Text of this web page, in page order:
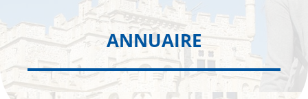
ANNUAIRE